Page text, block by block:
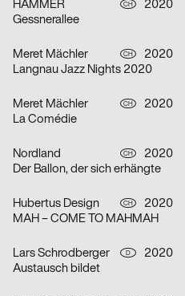
HAMMER CH
2020
Gessnerallee
Meret Mächler CH
2020
Langnau Jazz Nights 2020
Meret Mächler CH
2020
La Comédie
Nordland CH
2020
Der Ballon, der sich erhängte
Hubertus Design CH
2020
MAH – COME TO MAHMAH
Lars Schrodberger D
2020
Austausch bildet